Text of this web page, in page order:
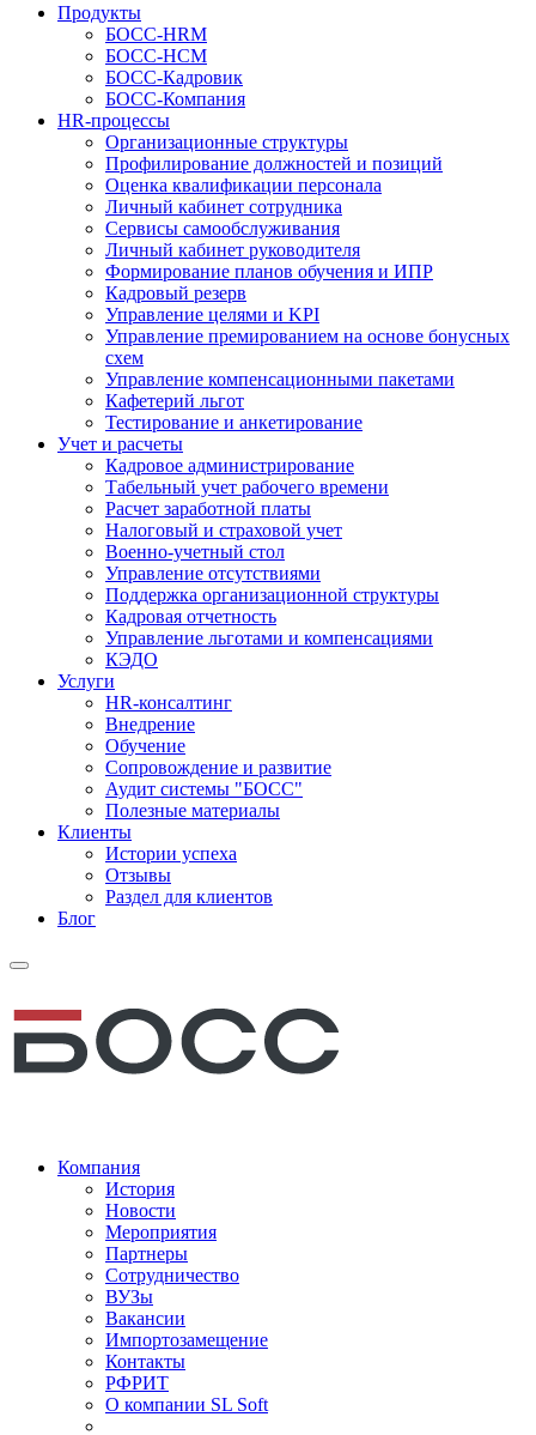
Продукты
БОСС-HRM
БОСС-HCM
БОСС-Кадровик
БОСС-Компания
HR-процессы
Организационные структуры
Профилирование должностей и позиций
Оценка квалификации персонала
Личный кабинет сотрудника
Сервисы самообслуживания
Личный кабинет руководителя
Формирование планов обучения и ИПР
Кадровый резерв
Управление целями и KPI
Управление премированием на основе бонусных
схем
Управление компенсационными пакетами
Кафетерий льгот
Тестирование и анкетирование
Учет и расчеты
Кадровое администрирование
Табельный учет рабочего времени
Расчет заработной платы
Налоговый и страховой учет
Военно-учетный стол
Управление отсутствиями
Поддержка организационной структуры
Кадровая отчетность
Управление льготами и компенсациями
КЭДО
Услуги
HR-консалтинг
Внедрение
Обучение
Сопровождение и развитие
Аудит системы "БОСС"
Полезные материалы
Клиенты
Истории успеха
Отзывы
Раздел для клиентов
Блог
Компания
История
Новости
Мероприятия
Партнеры
Сотрудничество
ВУЗы
Вакансии
Импортозамещение
Контакты
РФРИТ
О компании SL Soft